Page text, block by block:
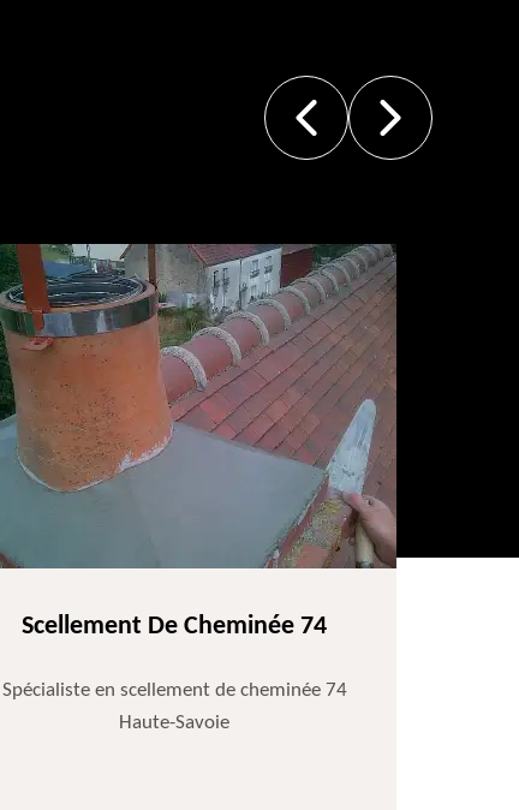
Scellement De Cheminée 74
Spécialiste en scellement de cheminée 74
Haute-Savoie